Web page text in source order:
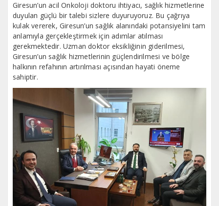
Giresun’un acil Onkoloji doktoru ihtiyacı, sağlık hizmetlerine
duyulan güçlü bir talebi sizlere duyuruyoruz. Bu çağrıya
kulak vererek, Giresun’un sağlık alanındaki potansiyelini tam
anlamıyla gerçekleştirmek için adımlar atılması
gerekmektedir. Uzman doktor eksikliğinin giderilmesi,
Giresun’un sağlık hizmetlerinin güçlendirilmesi ve bölge
halkının refahının artırılması açısından hayati öneme
sahiptir.